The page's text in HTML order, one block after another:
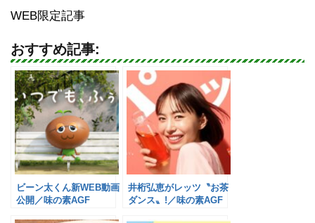
WEB限定記事
おすすめ記事:
ビーン太くん新WEB動画
公開／味の素AGF
井桁弘恵がレッツ〝お茶
ダンス〟!／味の素AGF